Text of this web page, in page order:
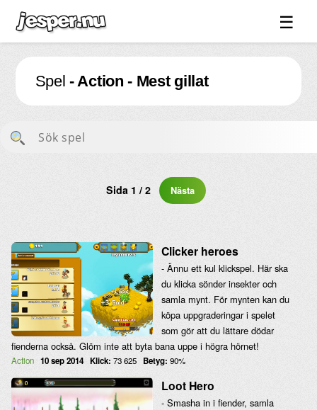
☰
Spel ↓
Bilder ↓
Forum ↓
Länkar
Spel - Action - Mest gillat
Sida 1 / 2 Nästa
Clicker heroes
- Ännu ett kul klickspel. Här ska
du klicka sönder insekter och
samla mynt. För mynten kan du
köpa uppgraderingar i spelet
som gör att du lättare dödar
fienderna också. Glöm inte att byta bana uppe i högra hörnet!
Action 10 sep 2014 Klick: 73 625 Betyg: 90%
Loot Hero
- Smasha in i fiender, samla